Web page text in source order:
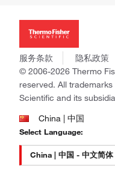
新闻
社会责任
商标
政策和通知
Applied Biosystems
Invitrogen
Gibco
Ion Torrent
Unity Lab Services
Patheon
PPD
服务条款 隐私政策
© 2006-2026 Thermo
reserved. All
Scientific and its
China | 中国
Select Language: